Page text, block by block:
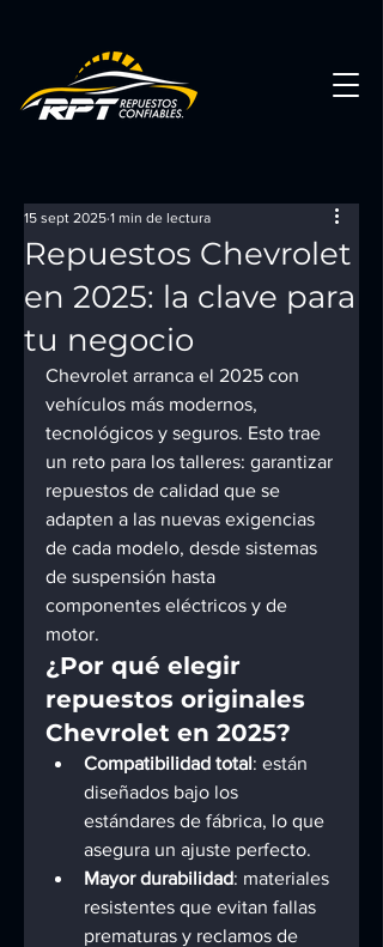
Repuestos Chevrolet
en 2025: la clave para
tu negocio
15 sept 2025 1 min de lectura
Chevrolet arranca el 2025 con
vehículos más modernos,
tecnológicos y seguros. Esto trae
un reto para los talleres: garantizar
repuestos de calidad que se
adapten a las nuevas exigencias
de cada modelo, desde sistemas
de suspensión hasta
componentes eléctricos y de
motor.
¿Por qué elegir
repuestos originales
Chevrolet en 2025?
Compatibilidad total: están
diseñados bajo los
estándares de fábrica, lo que
asegura un ajuste perfecto.
Mayor durabilidad: materiales
resistentes que evitan fallas
prematuras y reclamos de